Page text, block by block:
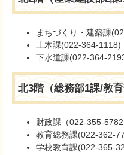
まちづくり・建築課
土木課(022-364-1118)
下水道課(022-364-
北3階（総務部1課/教
財政課（022-355-5782
教育総務課(022-362-
学校教育課(022-365-